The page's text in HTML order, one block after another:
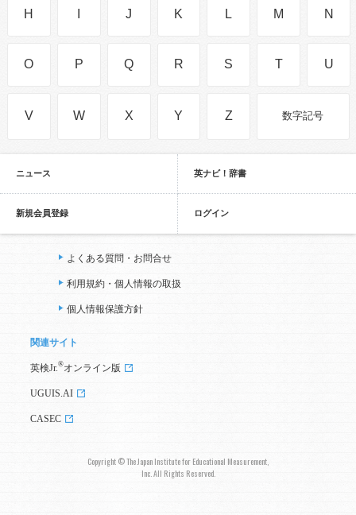
H J K L M N
O P Q R S T U
V W X Y Z 数字記号
ニュース 英ナビ！辞書
新規会員登録 ログイン
よくある質問・お問合せ
利用規約・個人情報の取扱
個人情報保護方針
関連サイト
英検Jr. ®オンライン版
UGUIS.AI
CASEC
Copyright © The Japan Institute for Educational Measurement,
Inc. All Rights Reserved.